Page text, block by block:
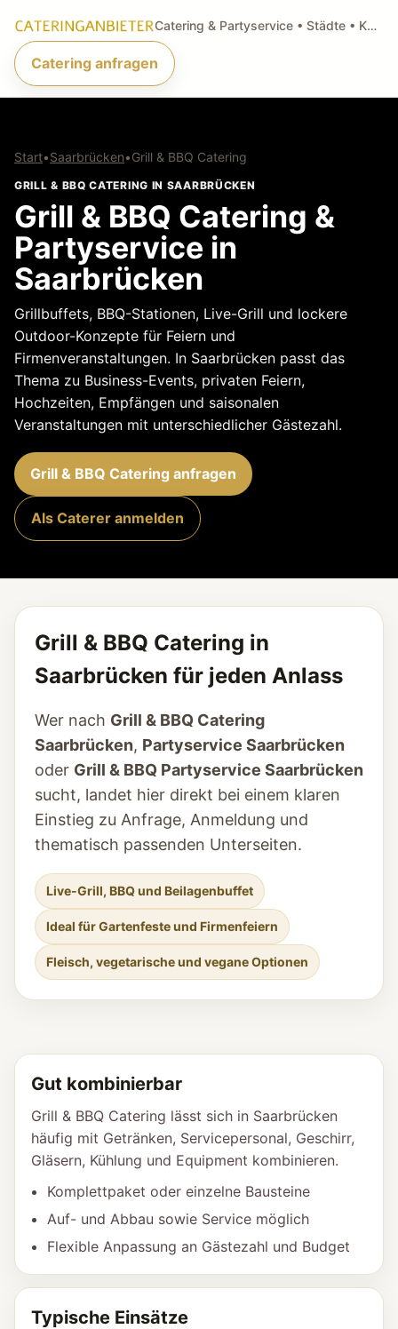
Catering & Partyservice • Städte • Küchenarten • Anfragen
Catering anfragen
Start•Saarbrücken•Grill & BBQ Catering
GRILL & BBQ CATERING IN SAARBRÜCKEN
Grill & BBQ Catering &
Partyservice in
Saarbrücken
Grillbuffets, BBQ-Stationen, Live-Grill und lockere
Outdoor-Konzepte für Feiern und
Firmenveranstaltungen. In Saarbrücken passt das
Thema zu Business-Events, privaten Feiern,
Hochzeiten, Empfängen und saisonalen
Veranstaltungen mit unterschiedlicher Gästezahl.
Grill & BBQ Catering anfragen
Als Caterer anmelden
Grill & BBQ Catering in
Saarbrücken für jeden Anlass
Wer nach Grill & BBQ Catering
Saarbrücken, Partyservice Saarbrücken
oder Grill & BBQ Partyservice Saarbrücken
sucht, landet hier direkt bei einem klaren
Einstieg zu Anfrage, Anmeldung und
thematisch passenden Unterseiten.
Live-Grill, BBQ und Beilagenbuffet
Ideal für Gartenfeste und Firmenfeiern
Fleisch, vegetarische und vegane Optionen
Gut kombinierbar
Grill & BBQ Catering lässt sich in Saarbrücken
häufig mit Getränken, Servicepersonal, Geschirr,
Gläsern, Kühlung und Equipment kombinieren.
Komplettpaket oder einzelne Bausteine
Auf- und Abbau sowie Service möglich
Flexible Anpassung an Gästezahl und Budget
Typische Einsätze